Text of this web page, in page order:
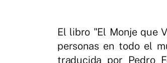
El libro "El Monje que
personas en todo el
traducida por Pedro